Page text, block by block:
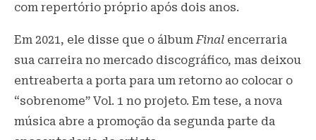
com repertório próprio após dois anos.
Em 2021, ele disse que o álbumFinal encerraria
sua carreira no mercado discográfico, mas deixou
entreaberta a porta para um retorno ao colocar o
“sobrenome” Vol. 1 no projeto. Em tese, a nova
música abre a promoção da segunda parte da